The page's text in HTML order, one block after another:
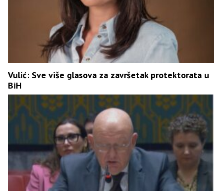
Vulić: Sve više glasova za završetak protektorata u
BiH